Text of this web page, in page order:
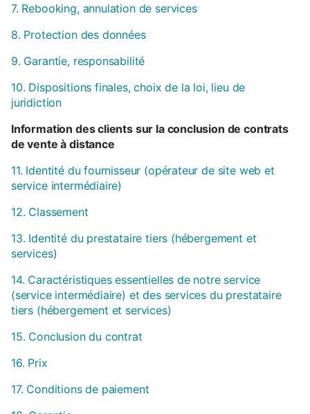
7. Rebooking, annulation de services
8. Protection des données
9. Garantie, responsabilité
10. Dispositions finales, choix de la loi, lieu de
juridiction
Information des clients sur la conclusion de contrats
de vente à distance
11. Identité du fournisseur (opérateur de site web et
service intermédiaire)
12. Classement
13. Identité du prestataire tiers (hébergement et
services)
14. Caractéristiques essentielles de notre service
(service intermédiaire) et des services du prestataire
tiers (hébergement et services)
15. Conclusion du contrat
16. Prix
17. Conditions de paiement